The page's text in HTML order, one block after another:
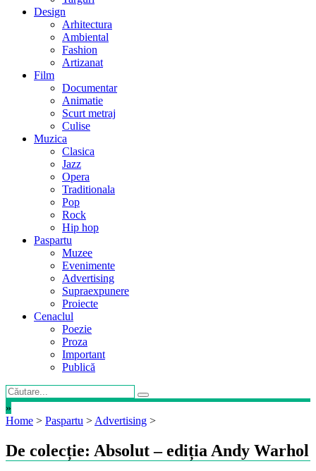
Design
Arhitectura
Ambiental
Fashion
Artizanat
Film
Documentar
Animatie
Scurt metraj
Culise
Muzica
Clasica
Jazz
Opera
Traditionala
Pop
Rock
Hip hop
Paspartu
Muzee
Evenimente
Advertising
Supraexpunere
Proiecte
Cenaclul
Poezie
Proza
Important
Publică
»
Home > Paspartu > Advertising >
De colecție: Absolut – ediția Andy Warhol